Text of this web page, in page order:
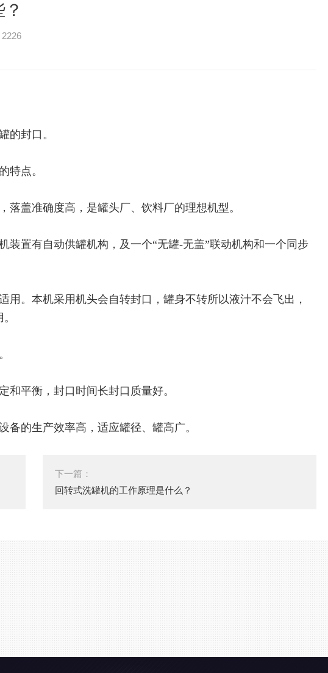
的封口。
特点。
盖准确度高，是罐头厂、饮料厂的理想机型。
装置有自动供罐机构，及一个“无罐-无盖”联动机构和一个同步
。本机采用机头会自转封口，罐身不转所以液汁不会飞出，
和平衡，封口时间长封口质量好。
备的生产效率高，适应罐径、罐高广。
下一篇：
回转式洗罐机的工作原理是什么？